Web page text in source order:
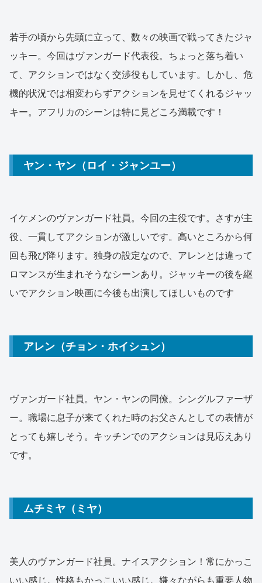
若手の頃から先頭に立って、数々の映画で戦ってきたジャ
ッキー。今回はヴァンガード代表役。ちょっと落ち着い
て、アクションではなく交渉役もしています。しかし、危
機的状況では相変わらずアクションを見せてくれるジャッ
キー。アフリカのシーンは特に見どころ満載です！
ヤン・ヤン（ロイ・ジャンユー）
イケメンのヴァンガード社員。今回の主役です。さすが主
役、一貫してアクションが激しいです。高いところから何
回も飛び降ります。独身の設定なので、アレンとは違って
ロマンスが生まれそうなシーンあり。ジャッキーの後を継
いでアクション映画に今後も出演してほしいものです
アレン（チョン・ホイシュン）
ヴァンガード社員。ヤン・ヤンの同僚。シングルファーザ
ー。職場に息子が来てくれた時のお父さんとしての表情が
とっても嬉しそう。キッチンでのアクションは見応えあり
です。
ムチミヤ（ミヤ）
美人のヴァンガード社員。ナイスアクション！常にかっこ
いい感じ。性格もかっこいい感じ。嫌々ながらも重要人物